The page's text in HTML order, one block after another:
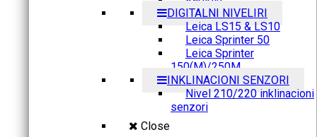
DIGITALNI NIVELIRI
Leica LS15 & LS10
Leica Sprinter 50
Leica Sprinter
150(M)/250M
INKLINACIONI SENZORI
Nivel 210/220 inklinacioni
senzori
Close